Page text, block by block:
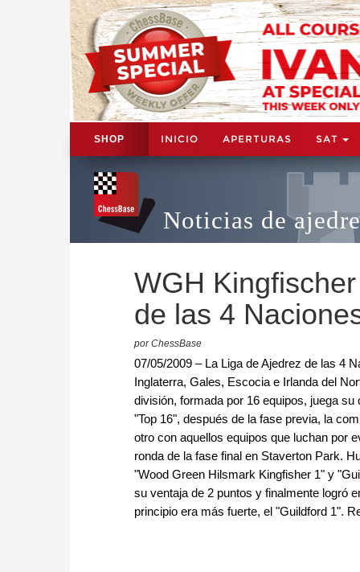
SHOP INICIO APERTURAS SAT
Noticias de
WGH
de las 4
por ChessBase
07/05/2009 – La Liga de Ajedrez de las 4
Inglaterra, Gales, Escocia e Irlanda del
división, formada por 16 equipos, juega
"Top 16", después de la fase previa, la
otro con aquellos equipos que luchan por
ronda de la fase final en Staverton Park.
"Wood Green Hilsmark Kingfisher 1" y
su ventaja de 2 puntos y finalmente logró
principio era más fuerte, el "Guildford 1".